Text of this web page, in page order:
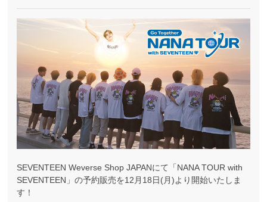
SEVENTEEN Weverse Shop JAPANにて「NANA TOUR with
SEVENTEEN」の予約販売を12月18日(月)より開始いたしま
す！